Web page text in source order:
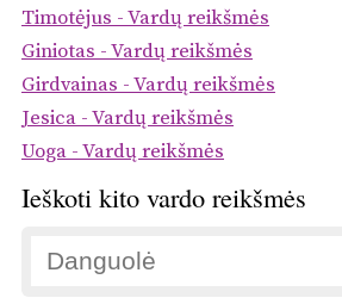
Timotėjus - Vardų reikšmės
Giniotas - Vardų reikšmės
Girdvainas - Vardų reikšmės
Jesica - Vardų reikšmės
Uoga - Vardų reikšmės
Ieškoti kito vardo reikšmės